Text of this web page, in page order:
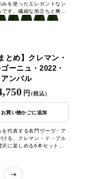
みを使ったエレガントなシ
です。繊細な泡立ちと爽や
い花の香りが調和し、軽や
とめ】クレマン・
ゴーニュ・2022・
ンバル
円（税込）
お買い物かごに追加
を代表する名門ヴーヴ・ア
ける、クレマン・ド・ブル
沢に楽しめる6本セット。
広く活躍します。まとめ買
叶う満足感と、フランス泡